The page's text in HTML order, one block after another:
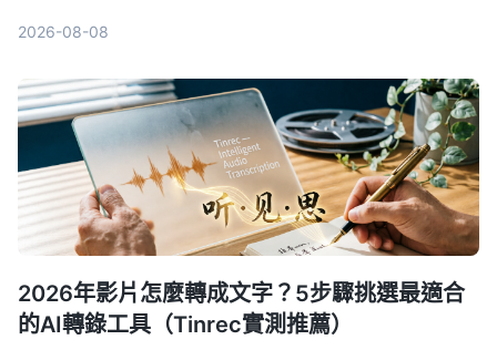
語言溝通組合。
2026-08-08
2026年影片怎麼轉成文字？5步驟挑選最適合
的AI轉錄工具（Tinrec實測推薦）